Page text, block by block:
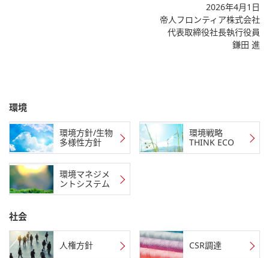
2026年4月1日
帝人フロンティア株式会社
代表取締役社長執行役員
鎌田 進
環境
環境方針/生物
多様性方針
環境戦略
THINK ECO
環境マネジメ
ントシステム
社会
人権方針 CSR調達